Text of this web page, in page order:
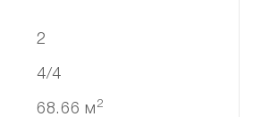
2
4/4
68.66 м 2